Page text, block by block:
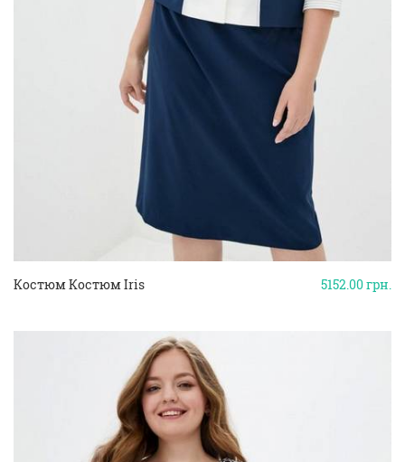
5152.00грн.
Костюм Костюм Iris